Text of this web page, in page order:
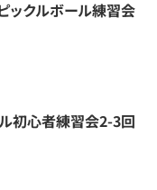
ックルボール練習会
初心者練習会2-3回